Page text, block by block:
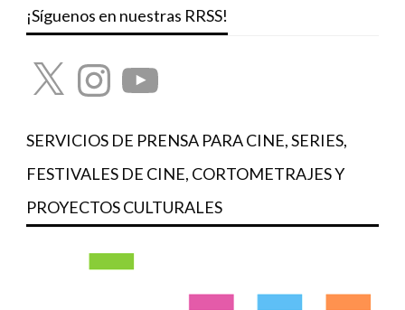
¡Síguenos en nuestras RRSS!
X InstagramYouTube
SERVICIOS DE PRENSA PARA CINE, SERIES,
FESTIVALES DE CINE, CORTOMETRAJES Y
PROYECTOS CULTURALES